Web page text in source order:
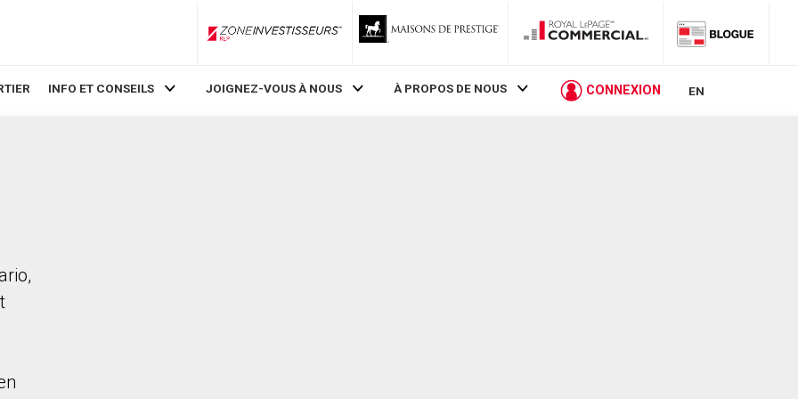
ZoneInvestisseurs RLP
INFO ET CONSEILS JOIGNEZ-VOUS À NOUS À PROPOS DE NOUS CONNEXION EN